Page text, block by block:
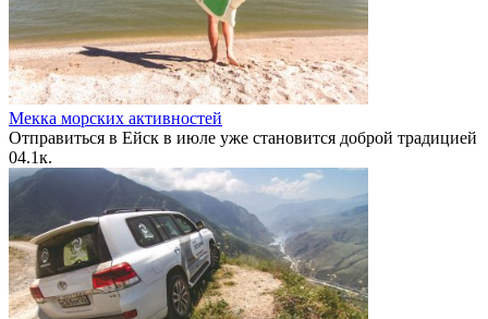
Мекка морских активностей
Отправиться в Ейск в июле уже становится доброй традицией
04.1к.